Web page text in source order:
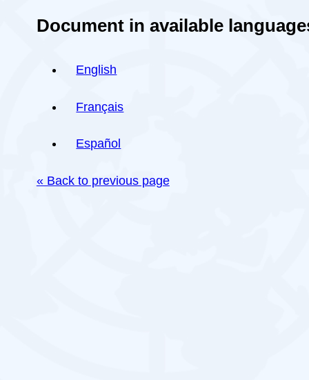
Document in available
English
Français
Español
« Back to previous page